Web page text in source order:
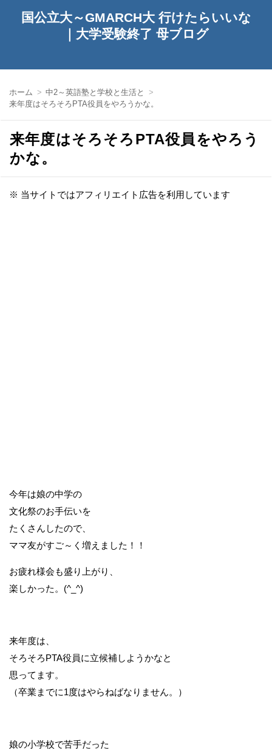
国公立大～GMARCH大 行けたらいいな
｜大学受験終了 母ブログ
ホーム
中2～英語塾と学校と生活と
来年度はそろそろPTA役員をやろうかな。
来年度はそろそろPTA役員をやろう
かな。
※ 当サイトではアフィリエイト広告を利用しています
今年は娘の中学の
文化祭のお手伝いを
たくさんしたので、
ママ友がすご～く増えました！！
お疲れ様会も盛り上がり、
楽しかった。(^_^)
来年度は、
そろそろPTA役員に立候補しようかなと
思ってます。
（卒業までに1度はやらねばなりません。）
娘の小学校で苦手だった